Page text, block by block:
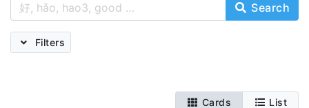
Search
Filters
Cards List